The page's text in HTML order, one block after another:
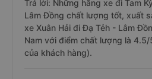
Trả lời: Những hãng xe đi Tam
Lâm Đồng chất lượng tốt, xuất
xe Xuân Hải đi Đạ Tẻh - Lâm
Nam với điểm chất lượng là
của khách hàng).